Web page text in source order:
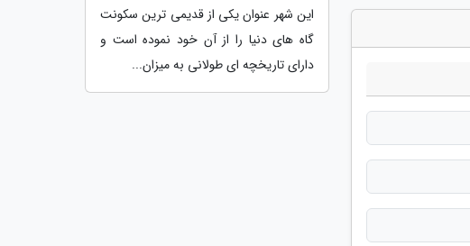
این شهر عنوان یکی از قدیمی ترین سکونت
گاه های دنیا را از آن خود نموده است و
دارای تاریخچه ای طولانی به میزان...